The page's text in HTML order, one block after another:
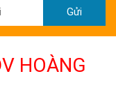
Gửi
HOÀNG